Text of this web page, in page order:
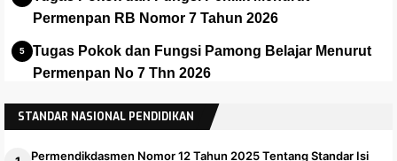
Permenpan RB Nomor 7 Tahun 2026
Tugas Pokok dan Fungsi Pamong Belajar Menurut
Permenpan No 7 Thn 2026
Panduan dan Installer Apalikasi e-Rapor SMA Versi
2025.1
STANDAR NASIONAL PENDIDIKAN
Permendikdasmen Nomor 12 Tahun 2025 Tentang Standar Isi